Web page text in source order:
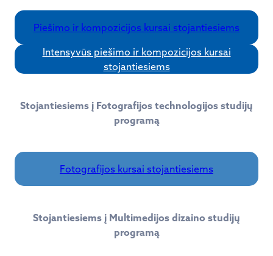
Piešimo ir kompozicijos kursai stojantiesiems
Intensyvūs piešimo ir kompozicijos kursai
stojantiesiems
Stojantiesiems į Fotografijos technologijos studijų
programą
Fotografijos kursai stojantiesiems
Stojantiesiems į Multimedijos dizaino studijų
programą